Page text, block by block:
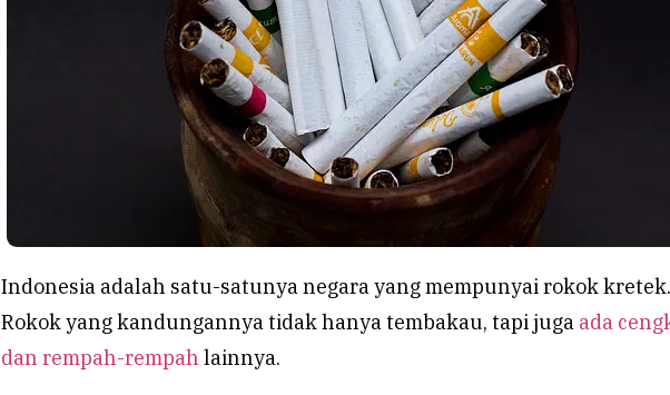
Indonesia adalah satu-satunya negara yang mempunyai rokok kretek.
Rokok yang kandungannya tidak hanya tembakau, tapi juga ada
dan rempah-rempah lainnya.